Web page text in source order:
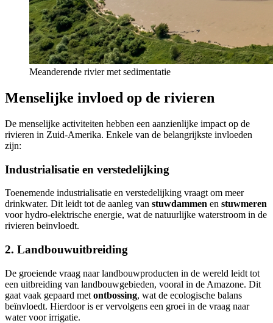
Meanderende rivier met sedimentatie
Menselijke invloed op de rivieren
De menselijke activiteiten hebben een aanzienlijke impact op de
rivieren in Zuid-Amerika. Enkele van de belangrijkste invloeden
zijn:
Industrialisatie en verstedelijking
Toenemende industrialisatie en verstedelijking vraagt om meer
drinkwater. Dit leidt tot de aanleg van stuwdammen en stuwmeren
voor hydro-elektrische energie, wat de natuurlijke waterstroom in de
rivieren beïnvloedt.
2. Landbouwuitbreiding
De groeiende vraag naar landbouwproducten in de wereld leidt tot
een uitbreiding van landbouwgebieden, vooral in de Amazone. Dit
gaat vaak gepaard met ontbossing, wat de ecologische balans
beïnvloedt. Hierdoor is er vervolgens een groei in de vraag naar
water voor irrigatie.